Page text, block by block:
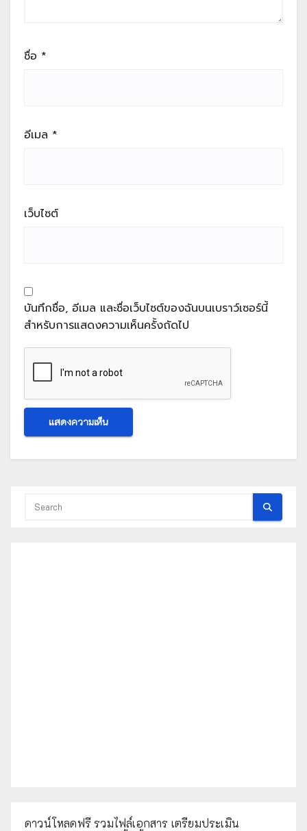
ชื่อ *
อีเมล *
เว็บไซต์
บันทึกชื่อ, อีเมล และชื่อเว็บไซต์ของฉันบนเบราว์เซอร์นี้
สำหรับการแสดงความเห็นครั้งถัดไป
ดาวน์โหลดฟรี รวมไฟล์เอกสาร เตรียมประเมิน